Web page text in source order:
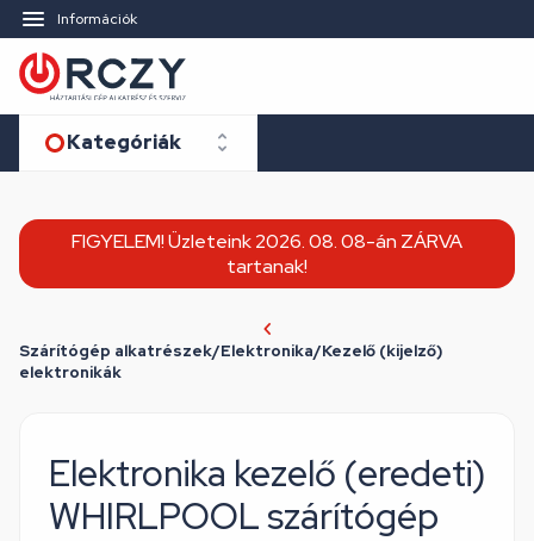
Információk
Kategóriák
FIGYELEM! Üzleteink 2026. 08. 08-án ZÁRVA
tartanak!
Szárítógép alkatrészek/Elektronika/Kezelő (kijelző)
elektronikák
Elektronika kezelő (eredeti)
WHIRLPOOL szárítógép